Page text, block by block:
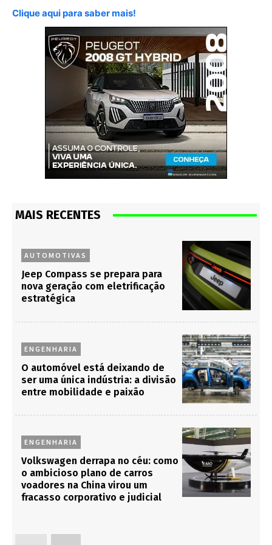
Clique aqui para saber mais!
MAIS RECENTES
AUTOMOTIVAS
Jeep Compass se prepara para
nova geração com eletrificação
estratégica
ENGENHARIA
O automóvel está deixando de
ser uma única indústria: a divisão
entre mobilidade e paixão
ENGENHARIA
Volkswagen derrapa no céu: como
o ambicioso plano de carros
voadores na China virou um
fracasso corporativo e judicial